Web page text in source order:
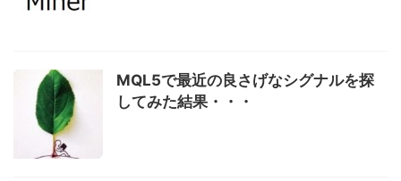
MQL5で最近の良さげなシグナルを探
してみた結果・・・